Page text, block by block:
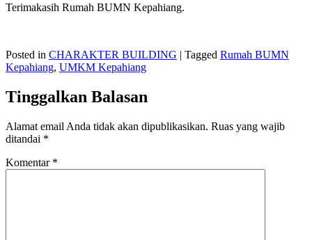
Terimakasih Rumah BUMN Kepahiang.
Posted in CHARAKTER BUILDING | Tagged Rumah BUMN
Kepahiang, UMKM Kepahiang
Tinggalkan Balasan
Alamat email Anda tidak akan dipublikasikan. Ruas yang wajib
ditandai *
Komentar *